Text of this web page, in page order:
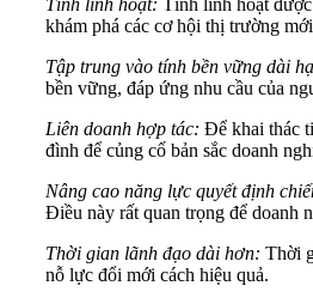
Tính linh hoạt: Tính linh hoạt
khám phá các cơ hội thị trường
Tập trung vào tính bền vững dài
bền vững, đáp ứng nhu cầu của
Liên doanh hợp tác: Để khai thác
đình để củng cố bản sắc doanh
Nâng cao năng lực quyết định
Điều này rất quan trọng để doanh
Thời gian lãnh đạo dài hơn: Thời
nỗ lực đổi mới cách hiệu quả.